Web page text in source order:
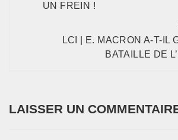
UN FREIN !
LCI | E. MACRON A-T-IL
BATAILLE DE
LAISSER UN